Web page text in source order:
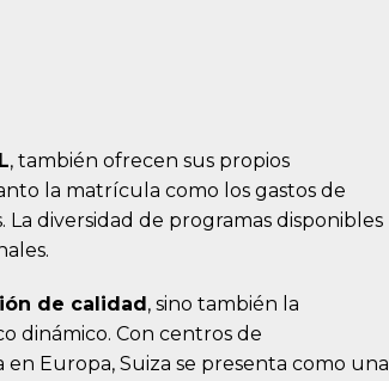
, también ofrecen sus propios
la matrícula como los gastos de
diversidad de programas disponibles
de calidad , sino también la
dinámico. Con centros de
Europa, Suiza se presenta como una